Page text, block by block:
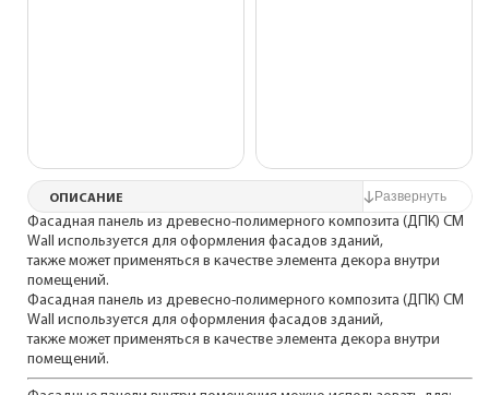
ОПИСАНИЕ
Фасадная панель из древесно-полимерного композита (ДПК) CM
Wall используется для оформления фасадов зданий,
также может применяться в качестве элемента декора внутри
помещений.
Фасадная панель из древесно-полимерного композита (ДПК) CM
Wall используется для оформления фасадов зданий,
также может применяться в качестве элемента декора внутри
помещений.